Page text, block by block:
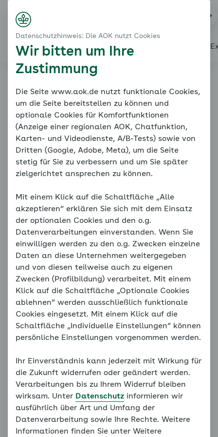
StartseiteÜber diesen CoachThemenübersicht Unsere
Coach starten
Nutzungsbedingungen
Nutzungsbedingunge
n
Bei Krankheit zur Ärztin
oder zum Arzt
Diagnosen und Behandlungen von Krankheiten
gehören in die Hand von Ärztinnen und Ärzten. Bitte
suchen Sie daher bei Anzeichen von Erkrankungen
eine Ärztin oder einen Arzt auf. Nur ausgebildete
Medizinerinnen und Mediziner können eine
individuelle Diagnose stellen und die auf dieser
Grundlage erforderlichen Maßnahmen in die Wege
leiten und behandeln. Die Informationen auf den
Seiten des Online-Coach Bluthochdruck sind nicht
dazu geeignet, eine Diagnose zu stellen oder ohne
Gespräch mit der Ärztin oder dem Arzt mit einer
Online-Coaches werden zu Informations- und
Übungszwecken bereitgestellt. Keinesfalls lassen
sich aus diesen Informationen individuelle Diagnosen
ableiten. Die hier bereitgestellten Inhalte dienen
nicht als Ersatz für das Gespräch mit der Ärztin oder
dem Arzt oder für eine medizinische Behandlung.
Datenschutzhinweis: Die AOK nutzt Cookies
Wir bitten um Ihre
Zustimmung
Die Seite www.aok.de nutzt funktionale Cookies,
um die Seite bereitstellen zu können und
optionale Cookies für Komfortfunktionen
(Anzeige einer regionalen AOK, Chatfunktion,
Karten- und Videodienste, A/B-Tests) sowie von
Dritten (Google, Adobe, Meta), um die Seite
stetig für Sie zu verbessern und um Sie später
zielgerichtet ansprechen zu können.
Mit einem Klick auf die Schaltfläche „Alle
akzeptieren“ erklären Sie sich mit dem Einsatz
der optionalen Cookies und den o.g.
Datenverarbeitungen einverstanden. Wenn Sie
einwilligen werden zu den o.g. Zwecken einzelne
Daten an diese Unternehmen weitergegeben
und von diesen teilweise auch zu eigenen
Zwecken (Profilbildung) verarbeitet. Mit einem
Klick auf die Schaltfläche „Optionale Cookies
ablehnen“ werden ausschließlich funktionale
Cookies eingesetzt. Mit einem Klick auf die
Schaltfläche „Individuelle Einstellungen“ können
persönliche Einstellungen vorgenommen werden.
Ihr Einverständnis kann jederzeit mit Wirkung für
die Zukunft widerrufen oder geändert werden.
Verarbeitungen bis zu Ihrem Widerruf bleiben
wirksam. Unter Datenschutz informieren wir
ausführlich über Art und Umfang der
Datenverarbeitung sowie Ihre Rechte. Weitere
Informationen finden Sie unter Weitere